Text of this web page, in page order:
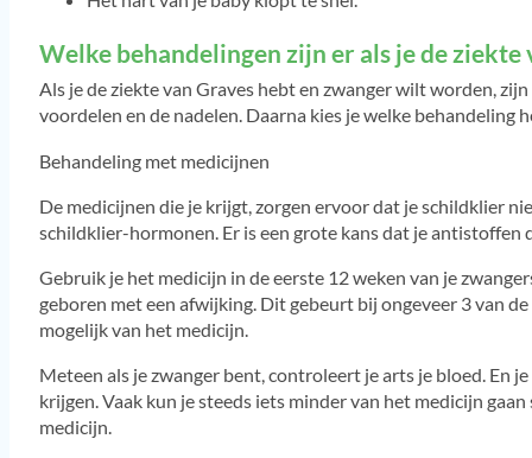
Welke behandelingen zijn er als je de
Als je de ziekte van Graves hebt en zwanger wilt worden,
voordelen en de nadelen. Daarna kies je welke behandeling
Behandeling met medicijnen
De medicijnen die je krijgt, zorgen ervoor dat je schildklier
schildklier-hormonen. Er is een grote kans dat je antistoffen
Gebruik je het medicijn in de eerste 12 weken van je
geboren met een afwijking. Dit gebeurt bij ongeveer 3 van
mogelijk van het medicijn.
Meteen als je zwanger bent, controleert je arts je bloed. En
krijgen. Vaak kun je steeds iets minder van het medicijn
medicijn.